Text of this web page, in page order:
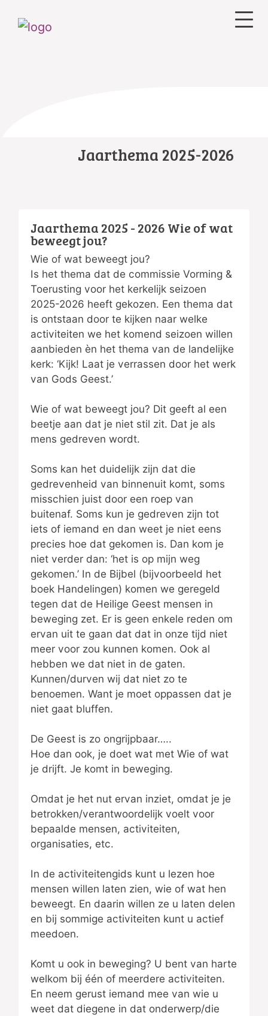
Jaarthema 2025-2026
Jaarthema 2025 - 2026 Wie of wat
beweegt jou?
Wie of wat beweegt jou?
Is het thema dat de commissie Vorming &
Toerusting voor het kerkelijk seizoen
2025-2026 heeft gekozen. Een thema dat
is ontstaan door te kijken naar welke
activiteiten we het komend seizoen willen
aanbieden èn het thema van de landelijke
kerk: ‘Kijk! Laat je verrassen door het werk
van Gods Geest.’
Wie of wat beweegt jou? Dit geeft al een
beetje aan dat je niet stil zit. Dat je als
mens gedreven wordt.
Soms kan het duidelijk zijn dat die
gedrevenheid van binnenuit komt, soms
misschien juist door een roep van
buitenaf. Soms kun je gedreven zijn tot
iets of iemand en dan weet je niet eens
precies hoe dat gekomen is. Dan kom je
niet verder dan: ‘het is op mijn weg
gekomen.’ In de Bijbel (bijvoorbeeld het
boek Handelingen) komen we geregeld
tegen dat de Heilige Geest mensen in
beweging zet. Er is geen enkele reden om
ervan uit te gaan dat dat in onze tijd niet
meer voor zou kunnen komen. Ook al
hebben we dat niet in de gaten.
Kunnen/durven wij dat niet zo te
benoemen. Want je moet oppassen dat je
niet gaat bluffen.
De Geest is zo ongrijpbaar…..
Hoe dan ook, je doet wat met Wie of wat
je drijft. Je komt in beweging.
Omdat je het nut ervan inziet, omdat je je
betrokken/verantwoordelijk voelt voor
bepaalde mensen, activiteiten,
organisaties, etc.
In de activiteitengids kunt u lezen hoe
mensen willen laten zien, wie of wat hen
beweegt. En daarin willen ze u laten delen
en bij sommige activiteiten kunt u actief
meedoen.
Komt u ook in beweging? U bent van harte
welkom bij één of meerdere activiteiten.
En neem gerust iemand mee van wie u
weet dat diegene in dat onderwerp/die